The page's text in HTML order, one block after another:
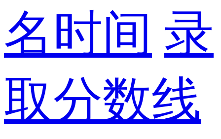
名时间 录
取分数线